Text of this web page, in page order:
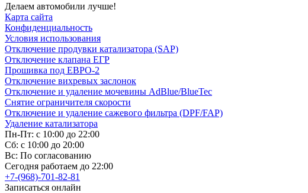
Делаем автомобили лучше!
Карта сайта
Конфиденциальность
Условия использования
Отключение продувки катализатора (SAP)
Отключение клапана ЕГР
Прошивка под ЕВРО-2
Отключение вихревых заслонок
Отключение и удаление мочевины AdBlue/BlueTec
Снятие ограничителя скорости
Отключение и удаление сажевого фильтра (DPF/FAP)
Удаление катализатора
Пн-Пт: с 10:00 до 22:00
Сб: с 10:00 до 20:00
Вс: По согласованию
Сегодня работаем до 22:00
+7-(968)-701-82-81
Записаться онлайн